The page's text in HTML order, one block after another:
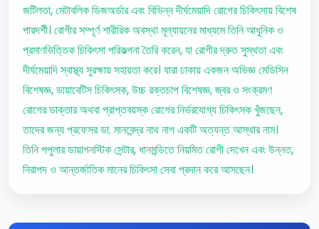
জটিলতা, মেটাবলিক ডিজঅর্ডার এবং বিভিন্ন দীর্ঘমেয়াদি রোগের চিকিৎসায় বিশেষ
পারদর্শী। রোগীর সম্পূর্ণ শারীরিক অবস্থা মূল্যায়নের মাধ্যমে তিনি আধুনিক ও
প্রমাণভিত্তিক চিকিৎসা পরিকল্পনা তৈরি করেন, যা রোগীর দ্রুত সুস্থতা এবং
দীর্ঘমেয়াদি স্বাস্থ্য সুরক্ষায় সহায়তা করে। যারা ঢাকায় একজন অভিজ্ঞ মেডিসিন
বিশেষজ্ঞ, ডায়াবেটিস চিকিৎসক, উচ্চ রক্তচাপ বিশেষজ্ঞ, জ্বর ও সংক্রমণ
রোগের ডাক্তার অথবা প্রাপ্তবয়স্ক রোগের নির্ভরযোগ্য চিকিৎসক খুঁজছেন,
তাদের জন্য প্রফেসর ডা. মানবেন্দ্র নাথ নাগ একটি অত্যন্ত আস্থার নাম।
তিনি পপুলার ডায়াগনস্টিক সেন্টার, ধানমন্ডিতে নিয়মিত রোগী দেখেন এবং উন্নত,
নিরাপদ ও আন্তর্জাতিক মানের চিকিৎসা সেবা প্রদান করে আসছেন।